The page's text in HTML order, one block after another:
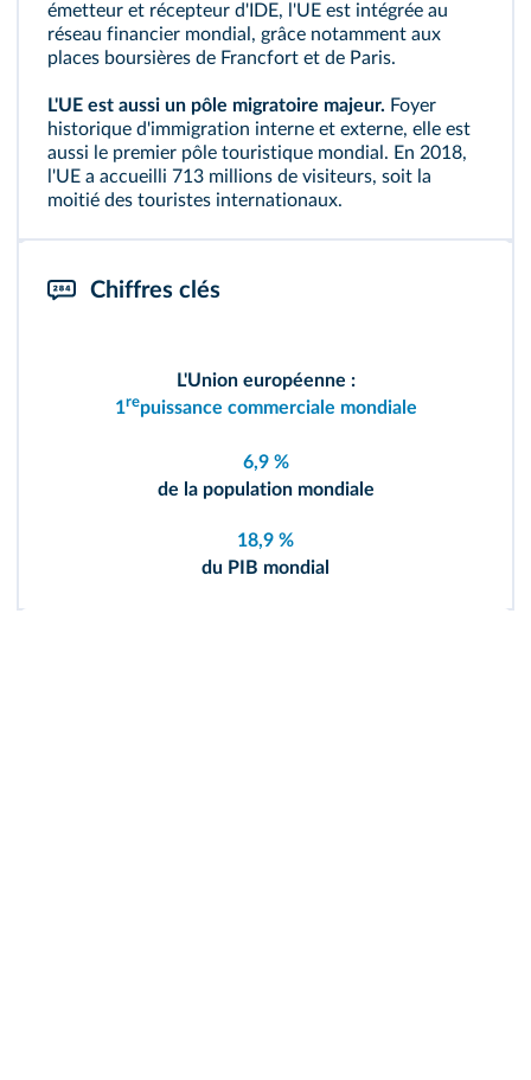
émetteur et récepteur d'IDE, l'UE est intégrée au
réseau financier mondial, grâce notamment aux
places boursières de Francfort et de Paris.
L'UE est aussi un pôle migratoire majeur. Foyer
historique d'immigration interne et externe, elle est
aussi le premier pôle touristique mondial. En 2018,
l'UE a accueilli 713 millions de visiteurs, soit la
moitié des touristes internationaux.
Chiffres clés
L'Union européenne :
1repuissance commerciale mondiale
6,9 %
de la population mondiale
18,9 %
du PIB mondial